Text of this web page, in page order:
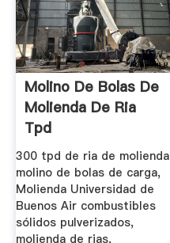
Molino De Bolas De
Molienda De Ria
Tpd
300 tpd de ria de molienda
molino de bolas de carga,
Molienda Universidad de
Buenos Air combustibles
sólidos pulverizados,
molienda de rias,